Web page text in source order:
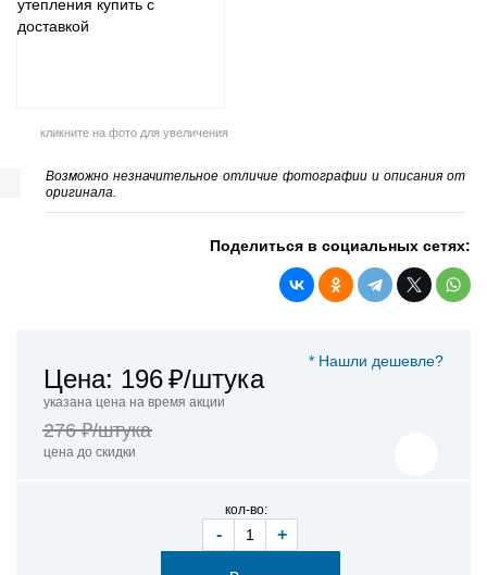
кликните на фото для увеличения
Возможно незначительное отличие фотографии и описания от
оригинала.
Поделиться в социальных сетях:
* Нашли дешевле?
Цена: 196₽/штука
указана цена на время акции
276 ₽/штука
цена до скидки
кол-во:
- +